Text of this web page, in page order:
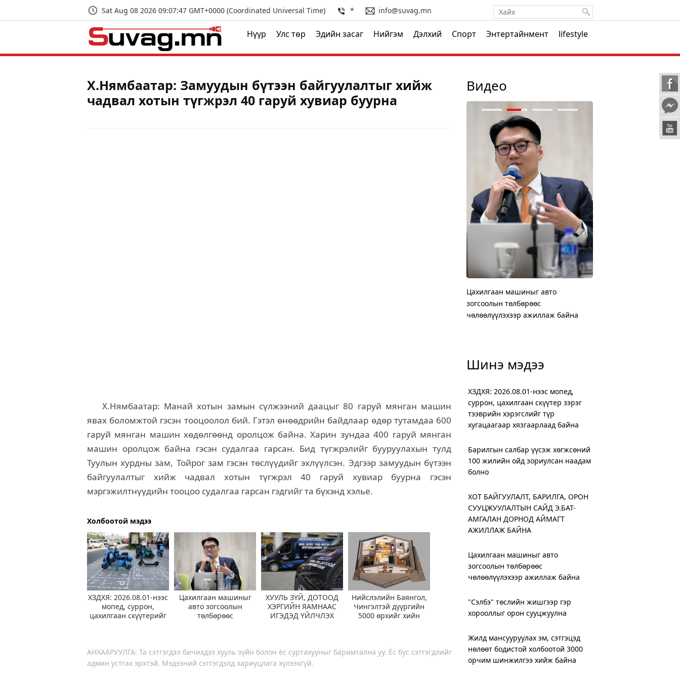
Sat Aug 08 2026 09:07:47 GMT+0000 (Coordinated Universal Time) * info@suvag.mn
Нүүр Улс төр Эдийн засаг Нийгэм Дэлхий Спорт Энтертайнмент lifestyle
Х.Нямбаатар: Замуудын бүтээн байгуулалтыг хийж
чадвал хотын түгжрэл 40 гаруй хувиар буурна
Х.Нямбаатар: Манай хотын замын сүлжээний даацыг 80 гаруй мянган машин
явах боломжтой гэсэн тооцоолол бий. Гэтэл өнөөдрийн байдлаар өдөр тутамдаа 600
гаруй мянган машин хөдөлгөөнд оролцож байна. Харин зундаа 400 гаруй мянган
машин оролцож байна гэсэн судалгаа гарсан. Бид түгжрэлийг бууруулахын тулд
Туулын хурдны зам, Тойрог зам гэсэн төслүүдийг эхлүүлсэн. Эдгээр замуудын бүтээн
байгуулалтыг хийж чадвал хотын түгжрэл 40 гаруй хувиар буурна гэсэн
мэргэжилтнүүдийн тооцоо судалгаа гарсан гэдгийг та бүхэнд хэлье.
Холбоотой мэдээ
ХЗДХЯ: 2026.08.01-нээс
мопед, суррон,
цахилгаан скүүтерийг
Цахилгаан машиныг
авто зогсоолын
төлбөрөөс
ХУУЛЬ ЗҮЙ, ДОТООД
ХЭРГИЙН ЯАМНААС
ИГЭДЭД ҮЙЛЧЛЭХ
Нийслэлийн Баянгол,
Чингэлтэй дүүргийн
5000 өрхийг хийн
АНХААРУУЛГА: Та сэтгэгдэл бичихдээ хууль зүйн болон ёс суртахууныг баримтална уу. Ёс бус сэтгэгдлийг
админ устгах эрхтэй. Мэдээний сэтгэгдэлд хариуцлага хүлээхгүй.
Видео
Цахилгаан машиныг авто
зогсоолын төлбөрөөс
чөлөөлүүлэхээр ажиллаж байна
Шинэ мэдээ
ХЗДХЯ: 2026.08.01-нээс мопед,
суррон, цахилгаан скүүтер зэрэг
тээврийн хэрэгслийг түр
хугацаагаар хязгаарлаад байна
Барилгын салбар үүсэж хөгжсөний
100 жилийн ойд зориулсан наадам
болно
ХОТ БАЙГУУЛАЛТ, БАРИЛГА, ОРОН
СУУЦЖУУЛАЛТЫН САЙД Э.БАТ-
АМГАЛАН ДОРНОД АЙМАГТ
АЖИЛЛАЖ БАЙНА
Цахилгаан машиныг авто
зогсоолын төлбөрөөс
чөлөөлүүлэхээр ажиллаж байна
"Сэлбэ" төслийн жишгээр гэр
хорооллыг орон сууцжуулна
Жилд мансууруулах эм, сэтгэцэд
нөлөөт бодистой холбоотой 3000
орчим шинжилгээ хийж байна